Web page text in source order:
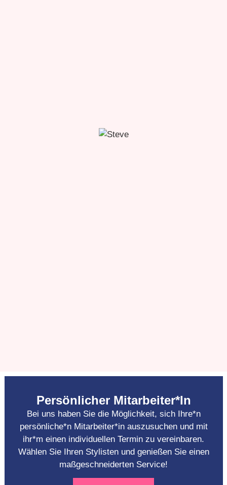
Persönlicher Mitarbeiter*in
Bei uns haben Sie die Möglichkeit, sich Ihre*n
persönliche*n Mitarbeiter*in auszusuchen und mit
ihr*m einen individuellen Termin zu vereinbaren.
Wählen Sie Ihren Stylisten und genießen Sie einen
maßgeschneiderten Service!